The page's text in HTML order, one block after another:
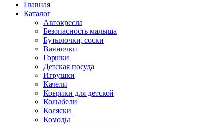
Главная
Каталог
Автокресла
Безопасность малыша
Бутылочки, соски
Ванночки
Горшки
Детская посуда
Игрушки
Качели
Коврики для детской
Колыбели
Коляски
Комоды